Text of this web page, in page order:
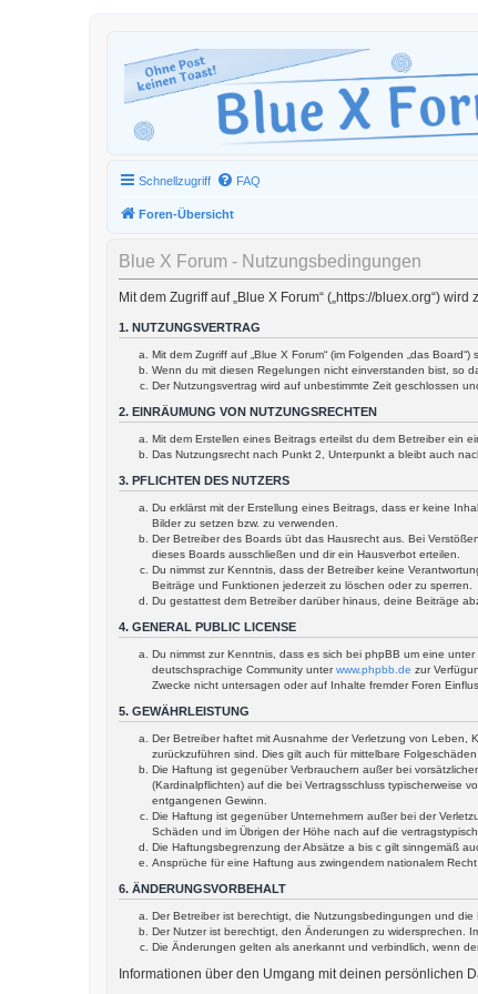
Schnellzugriff FAQ
Foren-Übersicht
Blue X Forum - Nutzungsbedingungen
Mit dem Zugriff auf „Blue X Forum“ („https://bluex.org“)
1. NUTZUNGSVERTRAG
Mit dem Zugriff auf „Blue X Forum“ (im Folgenden „das
Wenn du mit diesen Regelungen nicht einverstanden bist, so
Der Nutzungsvertrag wird auf unbestimmte Zeit geschlossen
2. EINRÄUMUNG VON NUTZUNGSRECHTEN
Mit dem Erstellen eines Beitrags erteilst du dem Betreiber ein
Das Nutzungsrecht nach Punkt 2, Unterpunkt a bleibt auch
3. PFLICHTEN DES NUTZERS
Du erklärst mit der Erstellung eines Beitrags, dass er keine
Bilder zu setzen bzw. zu verwenden.
Der Betreiber des Boards übt das Hausrecht aus. Bei
dieses Boards ausschließen und dir ein Hausverbot erteilen.
Du nimmst zur Kenntnis, dass der Betreiber keine
Beiträge und Funktionen jederzeit zu löschen oder zu sperren.
Du gestattest dem Betreiber darüber hinaus, deine Beiträge
4. GENERAL PUBLIC LICENSE
Du nimmst zur Kenntnis, dass es sich bei phpBB um eine unter
deutschsprachige Community unterwww.phpbb.de zur
Zwecke nicht untersagen oder auf Inhalte fremder Foren
5. GEWÄHRLEISTUNG
Der Betreiber haftet mit Ausnahme der Verletzung von Leben,
zurückzuführen sind. Dies gilt auch für mittelbare
Die Haftung ist gegenüber Verbrauchern außer bei
(Kardinalpflichten) auf die bei Vertragsschluss typischerweise
entgangenen Gewinn.
Die Haftung ist gegenüber Unternehmern außer bei der
Schäden und im Übrigen der Höhe nach auf die
Die Haftungsbegrenzung der Absätze a bis c gilt sinngemäß
Ansprüche für eine Haftung aus zwingendem nationalem
6. ÄNDERUNGSVORBEHALT
Der Betreiber ist berechtigt, die Nutzungsbedingungen und
Der Nutzer ist berechtigt, den Änderungen zu widersprechen.
Die Änderungen gelten als anerkannt und verbindlich, wenn
Informationen über den Umgang mit deinen persönlichen